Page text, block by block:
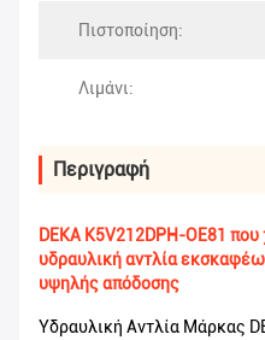
Πιστοποίηση:
Λιμάνι:
Περιγραφή
DEKA K5V212DPH-OE81 που
υδραυλική αντλία
υψηλής απόδοσης
Υδραυλική Αντλία Μάρκας